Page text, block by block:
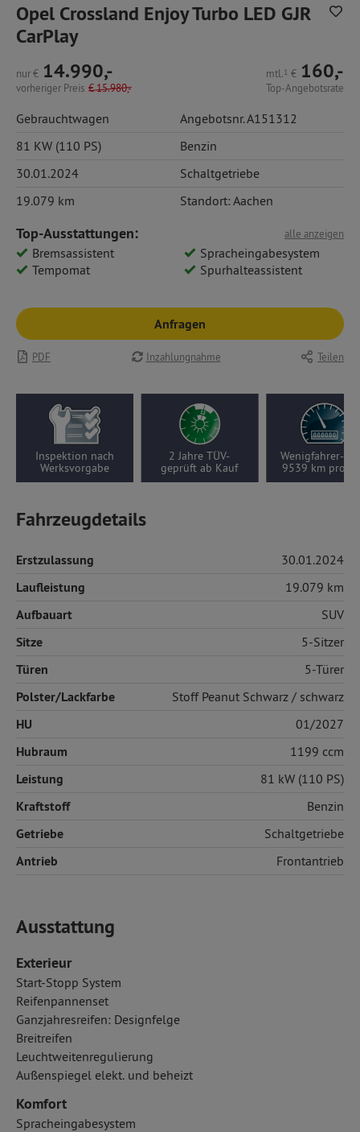
Opel Crossland Enjoy Turbo LED GJR
CarPlay
nur€ 14.990,-
vorheriger Preis €15.980,-
mtl.1 € 160,-
Top-Angebotsrate
Gebrauchtwagen
Angebotsnr. A151312
81 KW (110 PS)
Benzin
30.01.2024
Schaltgetriebe
19.079 km
Standort: Aachen
alle anzeigen
Top-Ausstattungen:
Bremsassistent
Spracheingabesystem
Tempomat
Spurhalteassistent
Anfragen
PDF Inzahlungnahme Teilen
2 Jahre TÜV-
geprüft ab Kauf
Wenigfahrer-Auto,
9539 km pro Jahr
Nur 2
Fahrzeugdetails
Erstzulassung 30.01.2024
Laufleistung 19.079 km
Aufbauart SUV
Sitze 5-Sitzer
Türen 5-Türer
Polster/Lackfarbe StoffPeanut Schwarz / schwarz
HU 01/2027
Hubraum 1199 ccm
Leistung 81 kW (110 PS)
Kraftstoff Benzin
Getriebe Schaltgetriebe
Antrieb Frontantrieb
Ausstattung
Exterieur
Start-Stopp System
Reifenpannenset
Ganzjahresreifen: Designfelge
Breitreifen
Leuchtweitenregulierung
Außenspiegel elekt. und beheizt
Komfort
Spracheingabesystem